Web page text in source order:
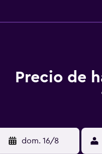
Precio de
dom. 16/8